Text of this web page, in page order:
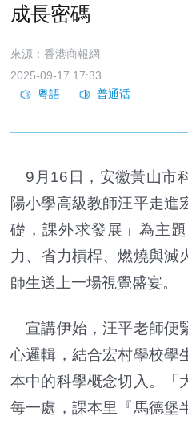
成長密碼
來源：香港商報網
2025-09-17 17:33
9月16日，安徽黃山市
陽小學高級教師汪平走進
礎，課外求發展」為主
力、省力槓桿、燃燒與滅
師生送上一場視覺盛宴。
宣講伊始，汪平老師便
心邏輯，結合宏村學校學
本中的科學概念切入。「
每一處，課本里『馬德堡